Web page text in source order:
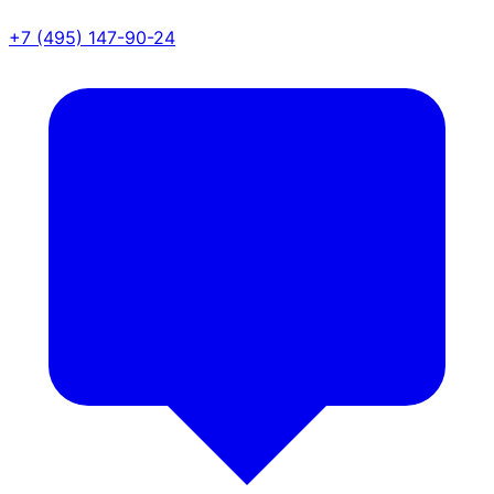
+7 (495) 147-90-24